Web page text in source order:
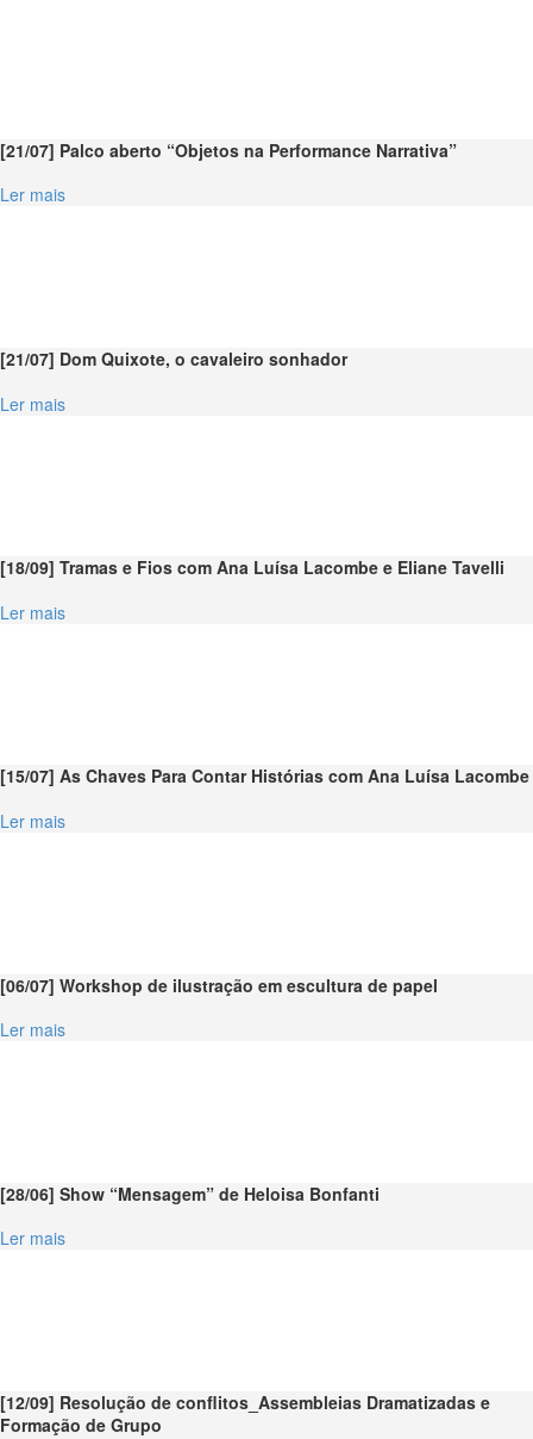
[21/07] Palco aberto “Objetos na Performance Narrativa”
Ler mais
[21/07] Dom Quixote, o cavaleiro sonhador
Ler mais
[18/09] Tramas e Fios com Ana Luísa Lacombe e Eliane Tavelli
Ler mais
[15/07] As Chaves Para Contar Histórias com Ana Luísa Lacombe
Ler mais
[06/07] Workshop de ilustração em escultura de papel
Ler mais
[28/06] Show “Mensagem” de Heloisa Bonfanti
Ler mais
[12/09] Resolução de conflitos_Assembleias Dramatizadas e
Formação de Grupo